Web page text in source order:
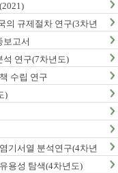
의 규제절차 연구(3차년
보고서
석 연구(7차년도)
수립 연구
)
기서열 분석연구(4차년
용성 탐색(4차년도)